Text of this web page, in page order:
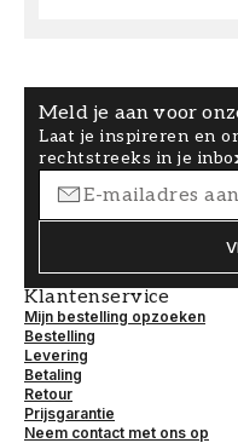
Meld je aan voor
Laat je inspireren en
rechtstreeks in je
Klantenservice
Mijn bestelling opzoeken
Bestelling
Levering
Betaling
Retour
Prijsgarantie
Neem contact met ons op